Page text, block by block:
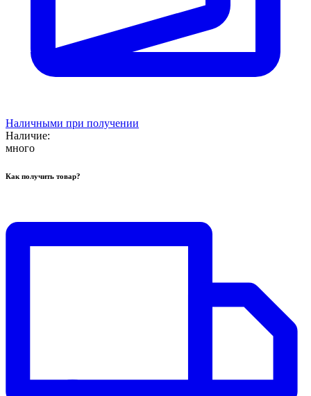
Наличными при получении
Наличие:
много
Как получить товар?